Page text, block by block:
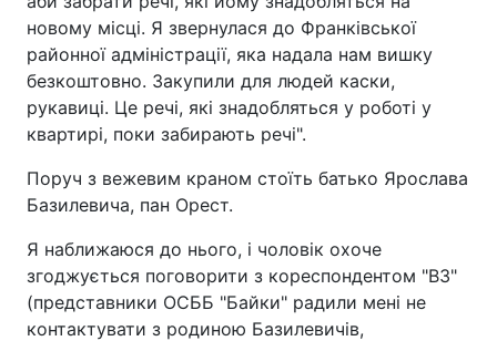
новому місці. Я звернулася до Франківської
районної адміністрації, яка надала нам вишку
безкоштовно. Закупили для людей каски,
рукавиці. Це речі, які знадобляться у роботі у
квартирі, поки забирають речі".
Поруч з вежевим краном стоїть батько Ярослава
Базилевича, пан Орест.
Я наближаюся до нього, і чоловік охоче
згоджується поговорити з кореспондентом "ВЗ"
(представники ОСББ "Байки" радили мені не
контактувати з родиною Базилевичів,